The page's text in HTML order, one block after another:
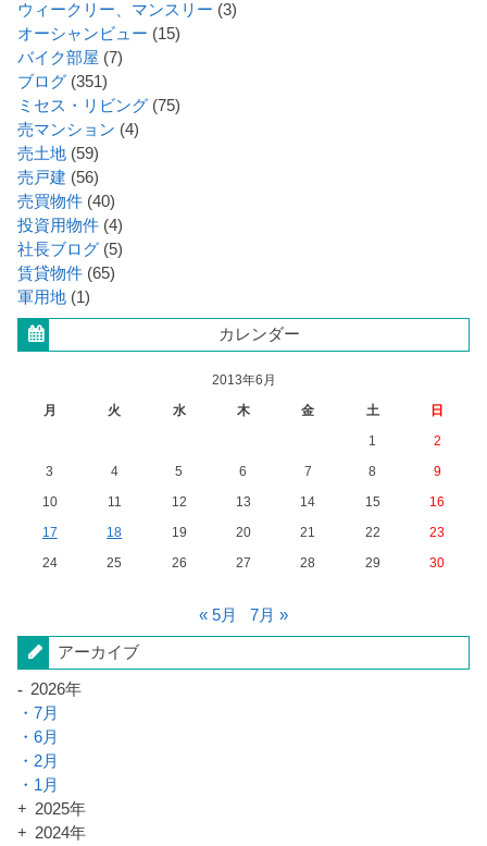
ウィークリー、マンスリー (3)
オーシャンビュー (15)
バイク部屋 (7)
ブログ (351)
ミセス・リビング (75)
売マンション (4)
売土地 (59)
売戸建 (56)
売買物件 (40)
投資用物件 (4)
社長ブログ (5)
賃貸物件 (65)
軍用地 (1)
カレンダー
2013年6月
月
火 水 木 金 土
日
1
2
3
4 5 6 7 8
9
10
11 12 13 14 15
16
17
18 19 20 21 22
23
24
25 26 27 28 29 30
« 5月 7月 »
アーカイブ
2026年
7月
6月
2月
1月
2025年
2024年